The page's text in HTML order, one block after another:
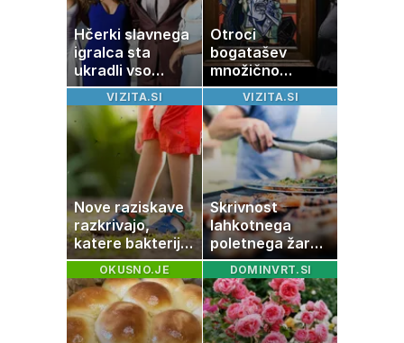
Hčerki slavnega
igralca sta
ukradli vso
pozornost
Otroci
bogatašev
množično
prodajajo
družinske
zbirke: raje imajo
denar kot
umetnine
VIZITA.SI
Nove raziskave
razkrivajo,
katere bakterije
na koži privlačijo
komarje
VIZITA.SI
Skrivnost
lahkotnega
poletnega žara,
po katerem ne
boste
potrebovali
popoldanskega
spanca
OKUSNO.JE DOMINVRT.SI